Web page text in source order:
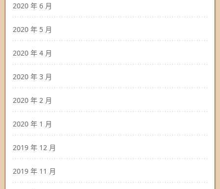
2020 年 6 月
2020 年 5 月
2020 年 4 月
2020 年 3 月
2020 年 2 月
2020 年 1 月
2019 年 12 月
2019 年 11 月